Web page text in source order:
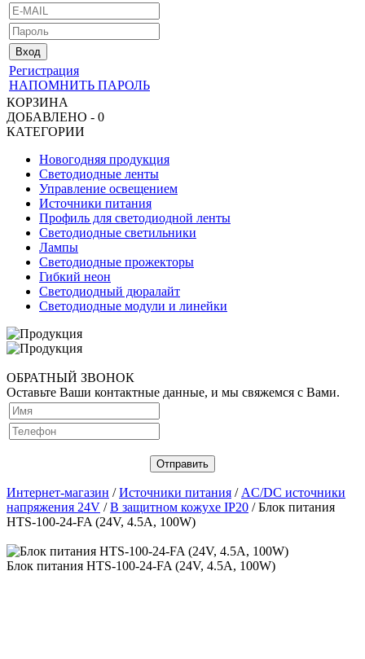
Регистрация
НАПОМНИТЬ ПАРОЛЬ
КОРЗИНА
ДОБАВЛЕНО - 0
КАТЕГОРИИ
Новогодняя продукция
Светодиодные ленты
Управление освещением
Источники питания
Профиль для светодиодной ленты
Светодиодные светильники
Лампы
Светодиодные прожекторы
Гибкий неон
Светодиодный дюралайт
Светодиодные модули и линейки
ОБРАТНЫЙ ЗВОНОК
Оставьте Ваши контактные данные, и мы свяжемся с Вами.
Интернет-магазин /Источники питания / AC/DC источники
напряжения 24V /В защитном кожухе IP20 / Блок питания
HTS-100-24-FA (24V, 4.5A, 100W)
Блок питания HTS-100-24-FA (24V, 4.5A, 100W)